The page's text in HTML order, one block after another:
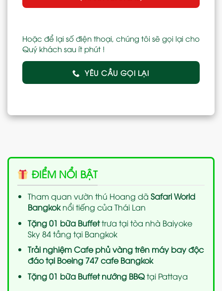
Hoặc để lại số điện thoại, chúng tôi sẽ gọi lại cho
Quý khách sau ít phút !
YÊU CẦU GỌI LẠI
ĐIỂM NỔI BẬT
Tham quan vườn thú Hoang dã Safari World
Bangkoknổi tiếng của Thái Lan
Tặng 01 bữa Buffettrưa tại tòa nhà Baiyoke
Sky 84 tầng tại Bangkok
Trải nghiệm Cafe phủ vàng trên máy bay độc
đáo tại Boeing 747 cafe Bangkok
Tặng 01 bữa Buffet nướng BBQtại Pattaya